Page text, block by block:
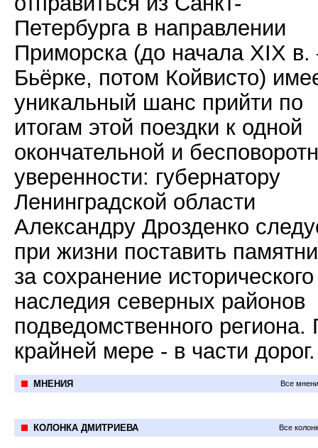
Петербурга в направлении
Приморска (до начала XIX в.
Бьёрке, потом Койвисто)
уникальный шанс прийти по
итогам этой поездки к одной
окончательной и
уверенности: губернатору
Ленинградской области
Александру Дрозденко
при жизни поставить
за сохранение исторического
наследия северных районов
подведомственного региона.
крайней мере - в части дорог.
МНЕНИЯ Все
КОЛОНКА ДМИТРИЕВА Все